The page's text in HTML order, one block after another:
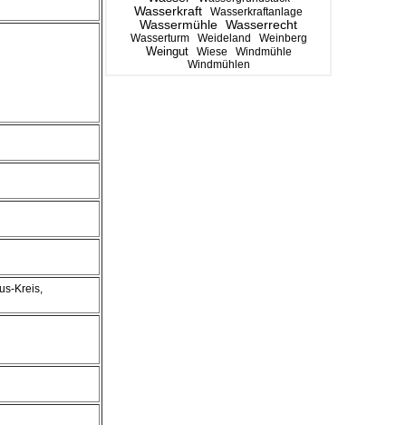
Wasserkraft Wasserkraftanlage
Wassermühle Wasserrecht
Wasserturm Weideland Weinberg
Weingut Wiese
Windmühle
Windmühlen
Kreis,